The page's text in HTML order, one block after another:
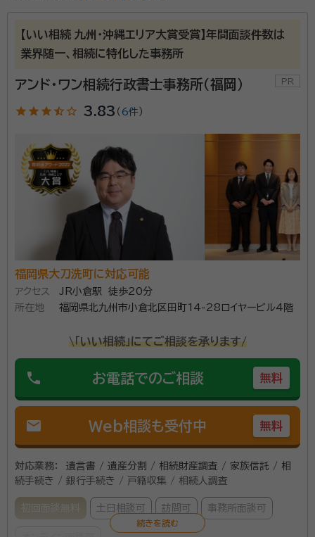
【いい相続 九州・沖縄エリア大賞受賞】年間面談件数は
業界随一、相続に特化した事務所
アンド・ワン相続行政書士事務所（福岡）
star star star star_half star_outline 3.83 （ 6件 ）
福岡県大刀洗町に対応可能
アクセス
JR小倉駅 徒歩20分
所在地
福岡県北九州市小倉北区田町14-28ロイヤービル4階
\「いい相続」にてご相談を承ります/
phone お電話でのご相談 無料
mail Web相談も受付中 無料
対応業務：
遺言書 / 遺産分割 / 相続財産調査 / 家族信託 / 相
続手続き / 銀行手続き / 戸籍収集 / 相続人調査
初回面談無料 土日相談可 訪問可 事務所面談可